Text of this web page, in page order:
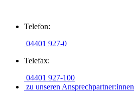
Inhalt
Telefon:
04401 927-0
Telefax:
04401 927-100
zu unseren Ansprechpartner:innen